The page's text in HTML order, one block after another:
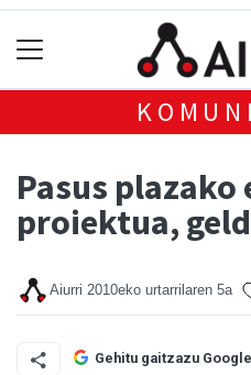
Pasus
proiektua,
Aiurri 2010eko urtarrilaren 5a
Gehitu gaitzazu